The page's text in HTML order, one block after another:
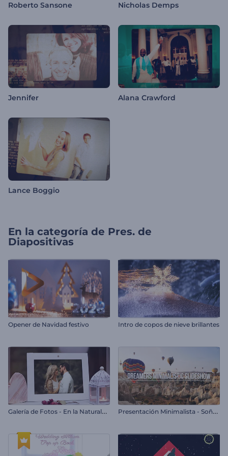
Roberto Sansone Nicholas Demps
Jennifer Alana Crawford
Lance Boggio
En la categoría de Pres. de
Diapositivas
Opener de Navidad festivo Intro de copos de nieve brillantes
G
alería de Fotos - En la Naturaleza P
resentación Minimalista - Soñadores